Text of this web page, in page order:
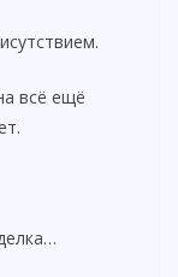
всё ещё